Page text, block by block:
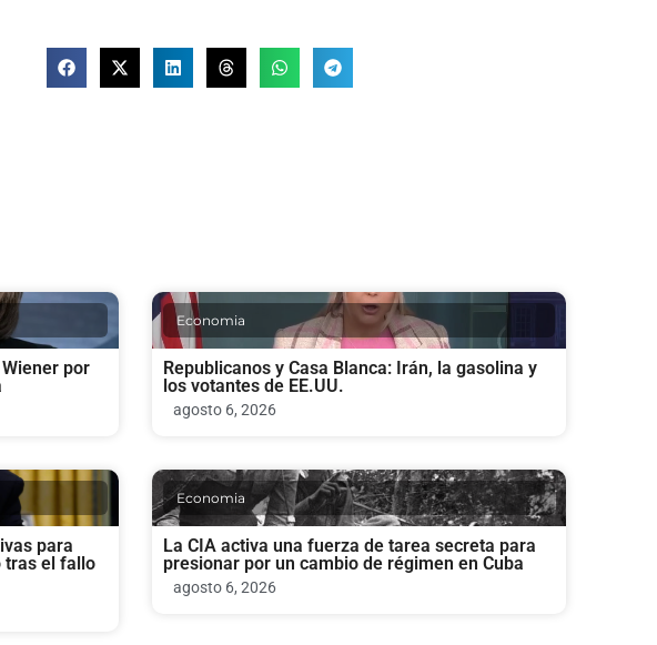
por
Economia
Republicanos y Casa Blanca: Irán, la gasolina y
los votantes de EE.UU.
agosto 6, 2026
para
tras el fallo
Economia
La CIA activa una fuerza de tarea secreta para
presionar por un cambio de régimen en Cuba
agosto 6, 2026